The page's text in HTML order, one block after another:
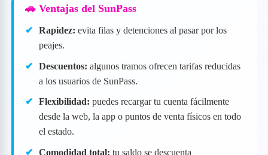
🚗 Ventajas del SunPass
Rapidez: evita filas y detenciones al pasar por los
peajes.
Descuentos: algunos tramos ofrecen tarifas reducidas
a los usuarios de SunPass.
Flexibilidad: puedes recargar tu cuenta fácilmente
desde la web, la app o puntos de venta físicos en todo
el estado.
Comodidad total: tu saldo se descuenta